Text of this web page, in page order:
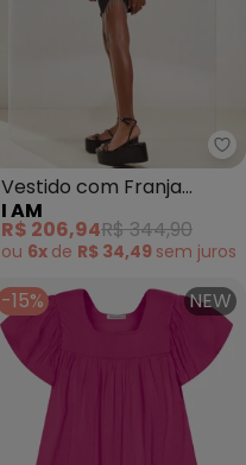
Authoria -
I
Vestido com Franja
(Preto)
I AM
R$ 206,94R$ 344,90
ou 6x de R$ 34,49 sem juros
-15% NEW